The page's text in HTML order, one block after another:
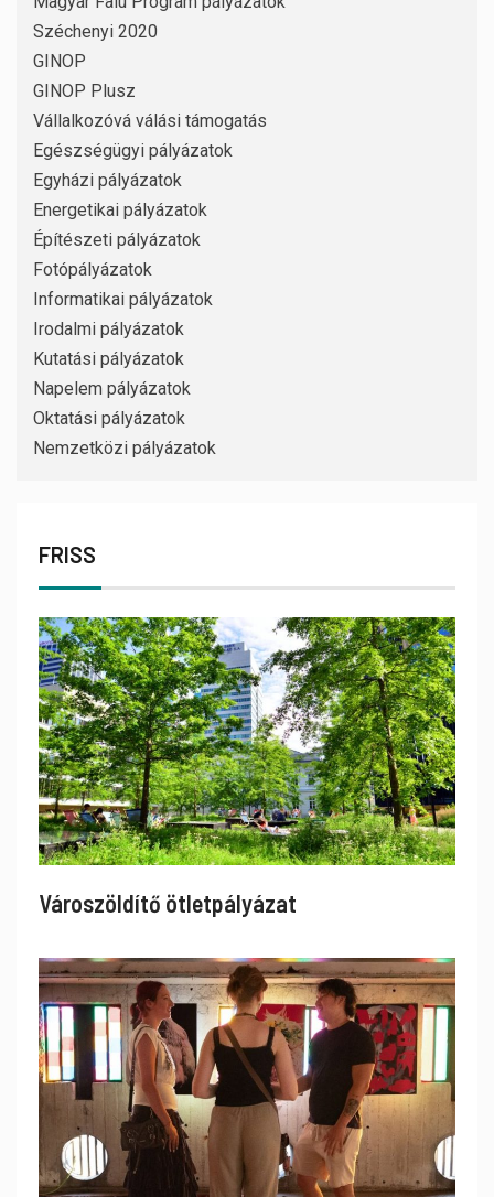
Széchenyi 2020
GINOP
GINOP Plusz
Vállalkozóvá válási támogatás
Egészségügyi pályázatok
Egyházi pályázatok
Energetikai pályázatok
Építészeti pályázatok
Fotópályázatok
Informatikai pályázatok
Irodalmi pályázatok
Kutatási pályázatok
Napelem pályázatok
Oktatási pályázatok
Nemzetközi pályázatok
FRISS
Városzöldítő ötletpályázat